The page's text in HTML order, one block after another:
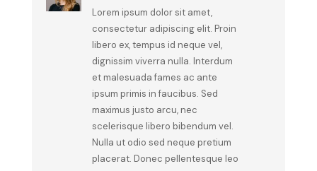
Lorem ipsum dolor sit amet,
consectetur adipiscing elit. Proin
libero ex, tempus id neque vel,
dignissim viverra nulla. Interdum
et malesuada fames ac ante
ipsum primis in faucibus. Sed
maximus justo arcu, nec
scelerisque libero bibendum vel.
Nulla ut odio sed neque pretium
placerat. Donec pellentesque leo